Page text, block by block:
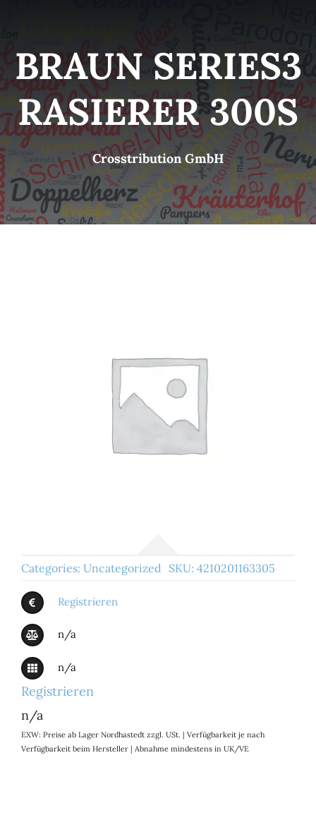
Brands
B2B-Shop
Kontakt
BRAUN SERIES3
RASIERER 300S
Crosstribution GmbH
Categories: Uncategorized SKU: 4210201163305
Registrieren
n/a
n/a
Registrieren
n/a
EXW: Preise ab Lager Nordhastedt zzgl. USt. | Verfügbarkeit je nach
Verfügbarkeit beim Hersteller | Abnahme mindestens in UK/VE